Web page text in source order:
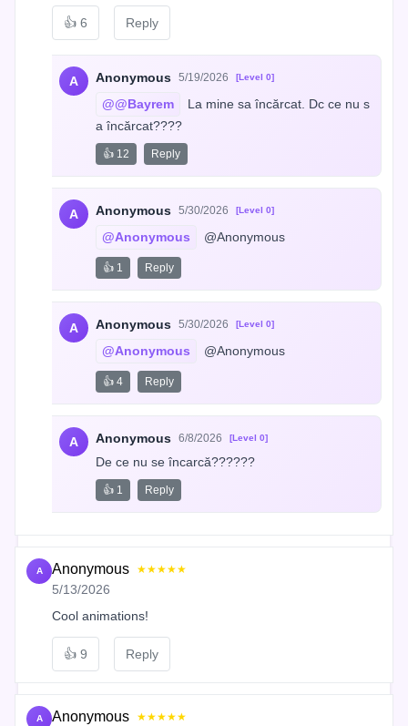
👍 6 Reply
A Anonymous 5/19/2026 [Level 0]
@@Bayrem
La mine sa încărcat. Dc ce nu s
a încărcat????
👍 12 Reply
A Anonymous 5/30/2026 [Level 0]
@Anonymous @Anonymous
👍 1 Reply
A Anonymous 5/30/2026 [Level 0]
@Anonymous @Anonymous
👍 4 Reply
A Anonymous 6/8/2026 [Level 0]
De ce nu se încarcă??????
👍 1 Reply
A Anonymous ★★★★★
5/13/2026
Cool animations!
👍 9 Reply
A Anonymous ★★★★★